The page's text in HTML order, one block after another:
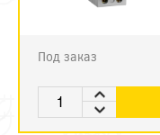
Под заказ